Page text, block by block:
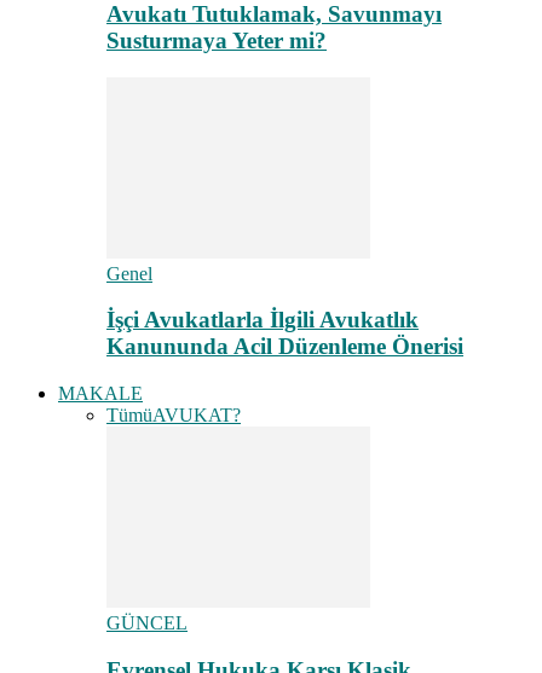
Avukatı Tutuklamak, Savunmayı
Susturmaya Yeter mi?
Genel
İşçi Avukatlarla İlgili Avukatlık
Kanununda Acil Düzenleme Önerisi
MAKALE
TümüAVUKAT?
GÜNCEL